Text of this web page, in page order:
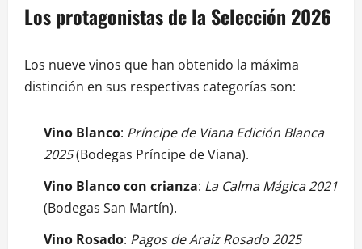
Los protagonistas de la Selección 2026
Los nueve vinos que han obtenido la máxima
distinción en sus respectivas categorías son:
Vino Blanco: Príncipe de Viana Edición Blanca
2025(Bodegas Príncipe de Viana).
Vino Blanco con crianza: La Calma Mágica 2021
(Bodegas San Martín).
Vino Rosado: Pagos de Araiz Rosado 2025